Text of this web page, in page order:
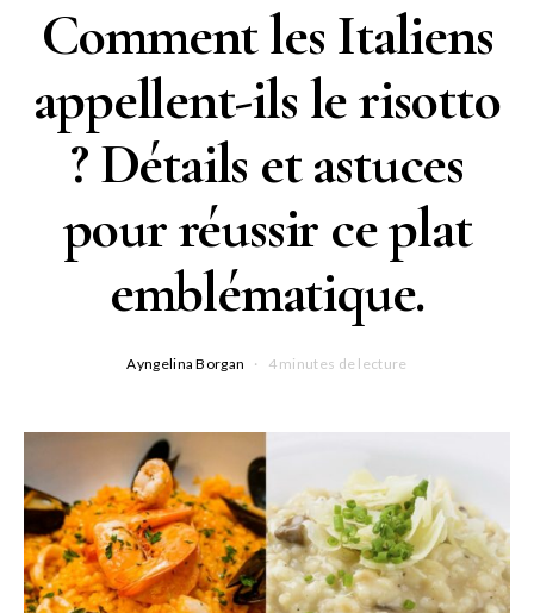
Comment les Italiens
appellent-ils le risotto
? Détails et astuces
pour réussir ce plat
emblématique.
Ayngelina Borgan 4 minutes de lecture